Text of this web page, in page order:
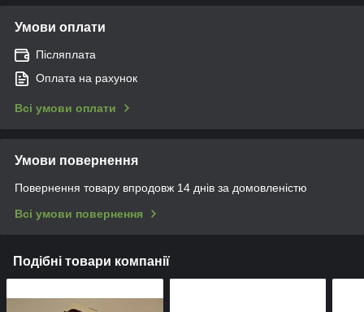
Умови оплати
Післяплата
Оплата на рахунок
Всі умови оплати
Умови повернення
Повернення товару впродовж 14 днів за домовленістю
Всі умови повернення
Подібні товари компанії